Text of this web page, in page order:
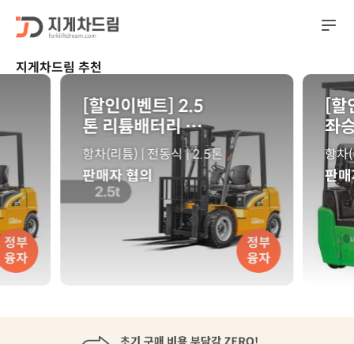
지게차드림 추천
정부
융자
[할인이벤트] 2.5
톤 리튬배터리 전동
지게차 XE시리즈
리튬인산철 전기지
게차
항차(리튬) | 전동식 | 2.5톤
판매자 협의
정부
융자
[
좌
지
항차
판